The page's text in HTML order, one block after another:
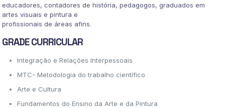
educadores, contadores de história, pedagogos, graduados em
artes visuais e pintura e
profissionais de áreas afins.
GRADE CURRICULAR
Integração e Relações Interpessoais
MTC- Metodologia do trabalho científico
Arte e Cultura
Fundamentos do Ensino da Arte e da Pintura